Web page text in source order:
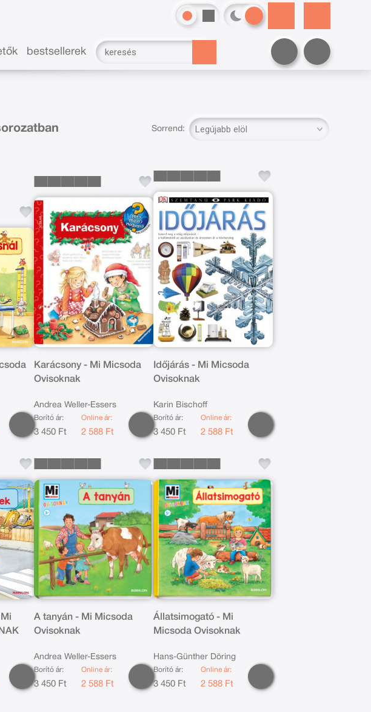
bestsellerek
Sorrend:
Karácsony - Mi Micsoda
Ovisoknak
Andrea Weller-Essers
Borító ár:
3 450 Ft
Online ár:
2 588 Ft
Időjárás - Mi Micsoda
Ovisoknak
Karin Bischoff
Borító ár:
3 450 Ft
Online ár:
2 588 Ft
A tanyán - Mi Micsoda
Ovisoknak
Andrea Weller-Essers
Borító ár:
3 450 Ft
Online ár:
2 588 Ft
Állatsimogató - Mi
Micsoda Ovisoknak
Hans-Günther Döring
Borító ár:
3 450 Ft
Online ár:
2 588 Ft